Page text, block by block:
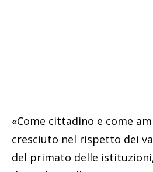
«Come cittadino e come
cresciuto nel rispetto dei
del primato delle